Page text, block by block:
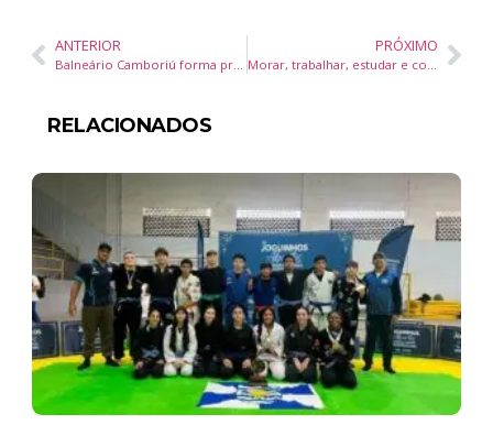
ANTERIOR
Balneário Camboriú forma primeira turma da Oficina Bombeiro Sênior da SPI
PRÓXIMO
Morar, trabalhar, estudar e conviver: novo bairro em SC mostra como será a era dos bairros híbridos
RELACIONADOS